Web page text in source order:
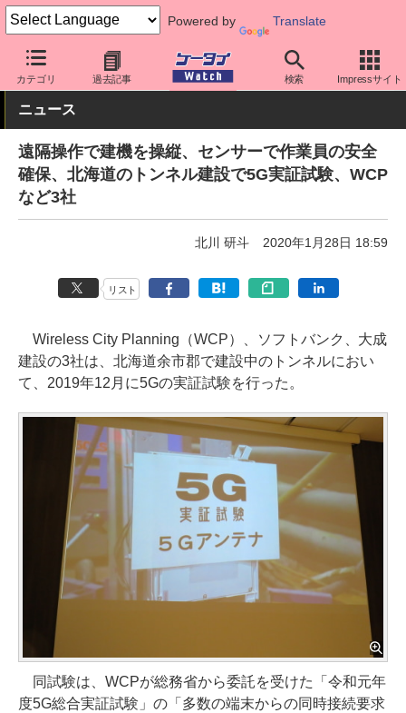
Powered by Translate
カテゴリ 過去記事 検索 Impressサイト
ケータイ Watch キャリア ソフトバンク ネットワーク/技術
ニュース
遠隔操作で建機を操縦、センサーで作業員の安全
確保、北海道のトンネル建設で5G実証試験、WCP
など3社
北川 研斗 2020年1月28日 18:59
リスト
Wireless City Planning（WCP）、ソフトバンク、大成
建設の3社は、北海道余市郡で建設中のトンネルにおい
て、2019年12月に5Gの実証試験を行った。
同試験は、WCPが総務省から委託を受けた「令和元年
度5G総合実証試験」の「多数の端末からの同時接続要求